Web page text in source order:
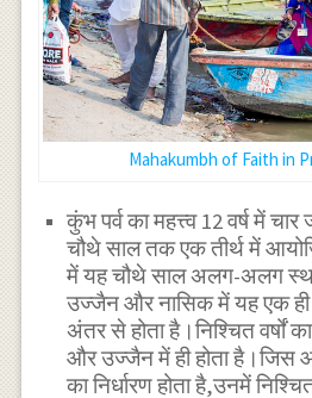
Mahakumbh of Faith in
कुंभ पर्व का महत्त्व 12 वर्ष में
चौथे साल तक एक तीर्थ में
में यह चौथे साल अलग-अलग
उज्जैन और नासिक में यह एक ही
अंतर से होता है।निश्चित वर्षों
और उज्जैन में ही होता है।जिस
का निर्धारण होता है,उनमें